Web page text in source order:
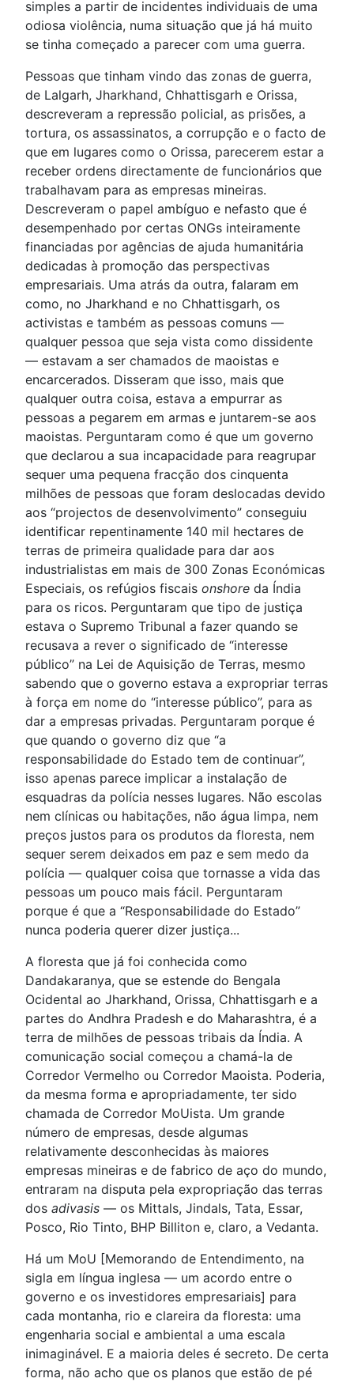
simples a partir de incidentes individuais de uma
odiosa violência, numa situação que já há muito
se tinha começado a parecer com uma guerra.
Pessoas que tinham vindo das zonas de guerra,
de Lalgarh, Jharkhand, Chhattisgarh e Orissa,
descreveram a repressão policial, as prisões, a
tortura, os assassinatos, a corrupção e o facto de
que em lugares como o Orissa, parecerem estar a
receber ordens directamente de funcionários que
trabalhavam para as empresas mineiras.
Descreveram o papel ambíguo e nefasto que é
desempenhado por certas ONGs inteiramente
financiadas por agências de ajuda humanitária
dedicadas à promoção das perspectivas
empresariais. Uma atrás da outra, falaram em
como, no Jharkhand e no Chhattisgarh, os
activistas e também as pessoas comuns —
qualquer pessoa que seja vista como dissidente
— estavam a ser chamados de maoistas e
encarcerados. Disseram que isso, mais que
qualquer outra coisa, estava a empurrar as
pessoas a pegarem em armas e juntarem-se aos
maoistas. Perguntaram como é que um governo
que declarou a sua incapacidade para reagrupar
sequer uma pequena fracção dos cinquenta
milhões de pessoas que foram deslocadas devido
aos “projectos de desenvolvimento” conseguiu
identificar repentinamente 140 mil hectares de
terras de primeira qualidade para dar aos
industrialistas em mais de 300 Zonas Económicas
Especiais, os refúgios fiscais onshore da Índia
para os ricos. Perguntaram que tipo de justiça
estava o Supremo Tribunal a fazer quando se
recusava a rever o significado de “interesse
público” na Lei de Aquisição de Terras, mesmo
sabendo que o governo estava a expropriar terras
à força em nome do “interesse público”, para as
dar a empresas privadas. Perguntaram porque é
que quando o governo diz que “a
responsabilidade do Estado tem de continuar”,
isso apenas parece implicar a instalação de
esquadras da polícia nesses lugares. Não escolas
nem clínicas ou habitações, não água limpa, nem
preços justos para os produtos da floresta, nem
sequer serem deixados em paz e sem medo da
polícia — qualquer coisa que tornasse a vida das
pessoas um pouco mais fácil. Perguntaram
porque é que a “Responsabilidade do Estado”
nunca poderia querer dizer justiça...
A floresta que já foi conhecida como
Dandakaranya, que se estende do Bengala
Ocidental ao Jharkhand, Orissa, Chhattisgarh e a
partes do Andhra Pradesh e do Maharashtra, é a
terra de milhões de pessoas tribais da Índia. A
comunicação social começou a chamá-la de
Corredor Vermelho ou Corredor Maoista. Poderia,
da mesma forma e apropriadamente, ter sido
chamada de Corredor MoUista. Um grande
número de empresas, desde algumas
relativamente desconhecidas às maiores
empresas mineiras e de fabrico de aço do mundo,
entraram na disputa pela expropriação das terras
dos adivasis — os Mittals, Jindals, Tata, Essar,
Posco, Rio Tinto, BHP Billiton e, claro, a Vedanta.
Há um MoU [Memorando de Entendimento, na
sigla em língua inglesa — um acordo entre o
governo e os investidores empresariais] para
cada montanha, rio e clareira da floresta: uma
engenharia social e ambiental a uma escala
inimaginável. E a maioria deles é secreto. De certa
forma, não acho que os planos que estão de pé